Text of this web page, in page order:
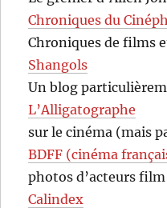
Chroniques du
Chroniques de films
Shangols
Un blog
L’Alligatographe
sur le cinéma (mais
BDFF (cinéma
photos d’acteurs
Calindex